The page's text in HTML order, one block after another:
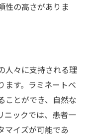
性の高さがありま
人々に支持される理
ます。ラミネートべ
ことができ、自然な
ニックでは、患者一
マイズが可能であ